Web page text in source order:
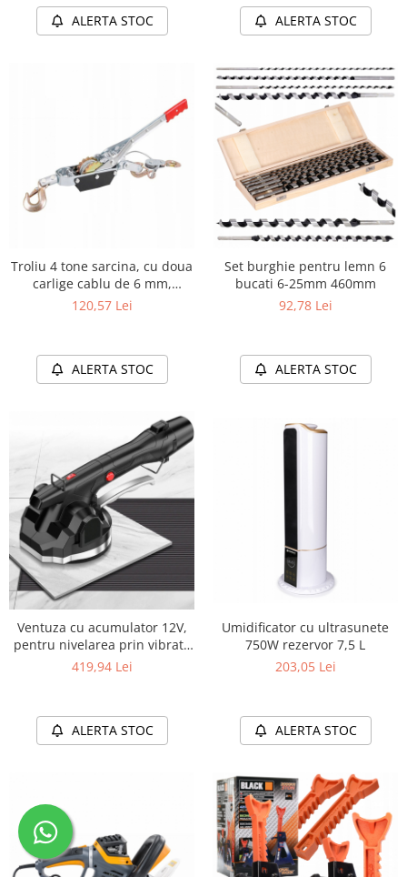
ALERTA STOC ALERTA STOC
Troliu 4 tone sarcina, cu doua
carlige cablu de 6 mm,
lungime 2,5 metri
120,57 Lei
ALERTA STOC
Set burghie pentru lemn 6
bucati 6-25mm 460mm
92,78 Lei
ALERTA STOC
Ventuza cu acumulator 12V,
pentru nivelarea prin vibratii
1,5 Ah
419,94 Lei
ALERTA STOC
Umidificator cu ultrasunete
750W rezervor 7,5 L
203,05 Lei
ALERTA STOC